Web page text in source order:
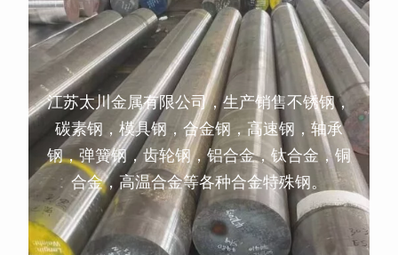
江苏太川金属有限公司，生产销售不锈钢，
碳素钢，模具钢，合金钢，高速钢，轴承
钢，弹簧钢，齿轮钢，铝合金，钛合金，铜
合金，高温合金等各种合金特殊钢。